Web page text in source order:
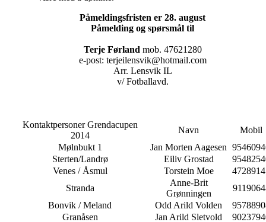
Påmeldingsfristen er 28. august
Påmelding og spørsmål til
Terje Førland mob. 47621280
e-post: terjeilensvik@hotmail.com
Arr. Lensvik IL
v/ Fotballavd.
Kontaktpersoner Grendacupen
2014
Navn
Mobil
Mølnbukt 1
Jan Morten Aagesen
Sterten/Landrø
Eiliv Grostad
Venes / Åsmul
Torstein Moe
Stranda
Anne-Brit
Grønningen
Bonvik / Meland
Odd Arild Volden
Granåsen
Jan Arild Sletvold